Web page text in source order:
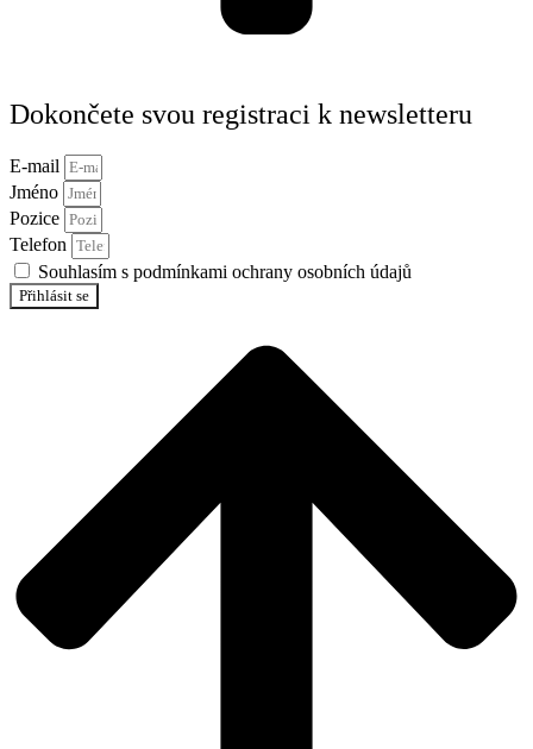
Dokončete svou registraci k newsletteru
E-mail
Jméno
Pozice
Telefon
Souhlasím s podmínkami ochrany osobních údajů
Přihlásit se